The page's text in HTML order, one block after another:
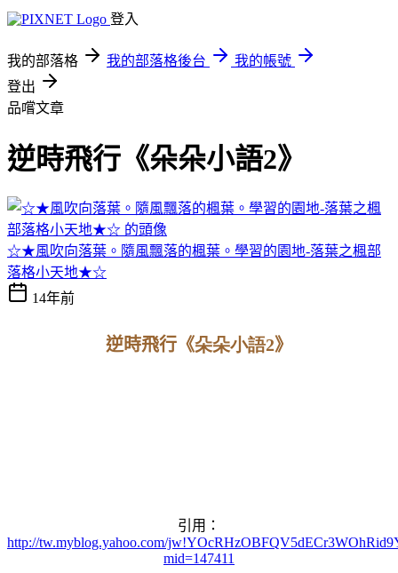
登入
我的部落格 我的部落格後台
我的帳號
登出
品嚐文章
逆時飛行《朵朵小語2》
☆★風吹向落葉。隨風飄落的楓葉。學習的園地-落葉之楓部
落格小天地★☆
14年前
逆時飛行《朵朵小語2》
引用：
http://tw.myblog.yahoo.com/
mid=147411